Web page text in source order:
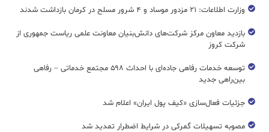
وزارت اطلاعات: ۲۱ مزدور موساد و ۴ شرور مسلح در کرمان بازداشت شدند
بازدید معاون مرکز شرکت‌های دانش‌بنیان معاونت علمی ریاست جمهوری از
شرکت کروز
توسعه خدمات رفاهی جاده‌ای با احداث ۵۹۸ مجتمع خدماتی – رفاهی
بین‌راهی جدید
جزئیات فعال‌سازی «کیف پول ایران» اعلام شد
مصوبه تسهیلات گمرکی در شرایط اضطرار تمدید شد